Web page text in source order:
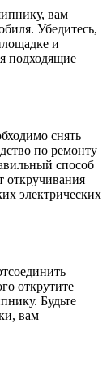
вам
Убедитесь,
и
подходящие
снять
по ремонту
способ
откручивания
электрических
открутите
Будьте
вам